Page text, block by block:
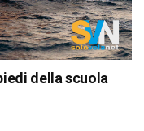
della scuola